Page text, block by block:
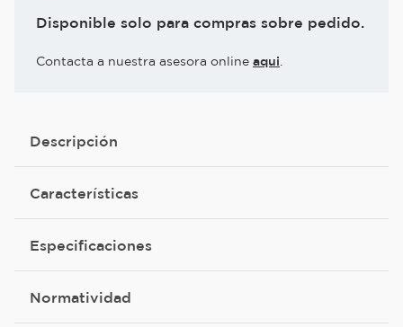
Disponible solo para compras sobre pedido.
Contacta a nuestra asesora online aqui
Descripción
Características
Especificaciones
Normatividad